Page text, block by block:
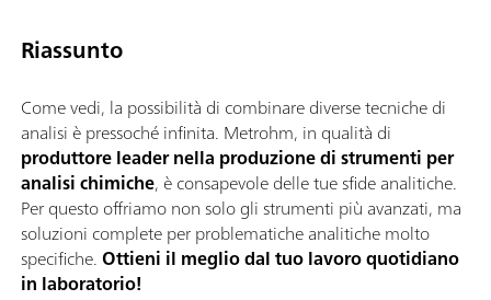
Riassunto
Come vedi, la possibilità di combinare diverse tecniche di
analisi è pressoché infinita. Metrohm, in qualità di
produttoreleader nella produzione di strumenti per
analisi chimiche, è consapevole delle tue sfide analitiche.
Per questo offriamo non solo gli strumenti più avanzati, ma
soluzioni complete per problematiche analitiche molto
specifiche.Ottieni il meglio dal tuo lavoro quotidiano
in laboratorio!